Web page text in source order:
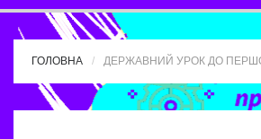
ГОЛОВНА ДЕРЖАВНИЙ УРОК ДО